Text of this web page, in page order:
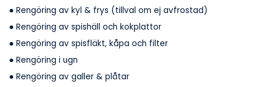
● Rengöring av kyl & frys (tillval om ej avfrostad)
● Rengöring av spishäll och kokplattor
● Rengöring av spisfläkt, kåpa och filter
● Rengöring i ugn
● Rengöring av galler & plåtar